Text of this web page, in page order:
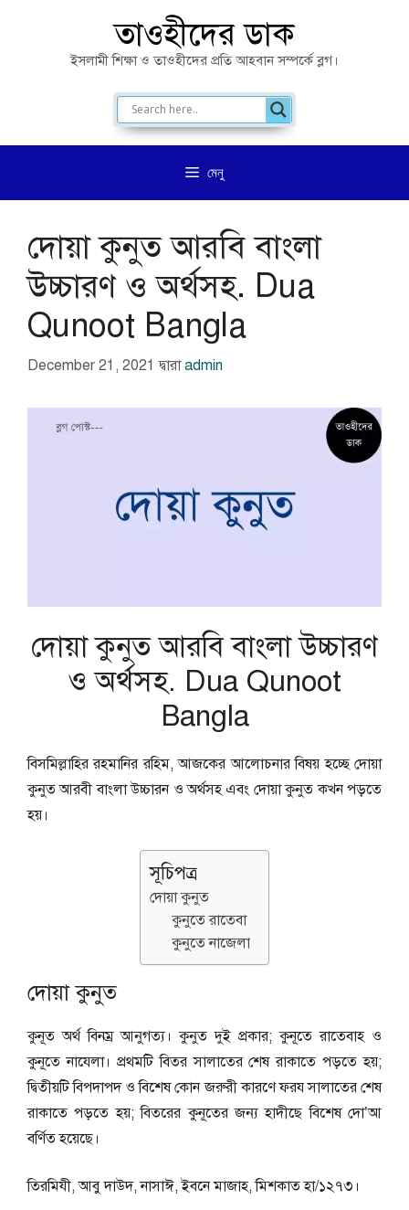
তাওহীদের ডাক
ইসলামী শিক্ষা ও তাওহীদের প্রতি আহবান সম্পর্কে ব্লগ।
মেনু
দোয়া কুনুত আরবি বাংলা
উচ্চারণ ও অর্থসহ. Dua
Qunoot Bangla
December 21, 2021 দ্বারাadmin
দোয়া কুনুত আরবি বাংলা উচ্চারণ
ও অর্থসহ. Dua Qunoot
Bangla
বিসমিল্লাহির রহমানির রহিম, আজকের আলোচনার বিষয় হচ্ছে দোয়া
কুনুত আরবী বাংলা উচ্চারন ও অর্থসহ এবং দোয়া কুনুত কখন পড়তে
হয়।
সূচিপত্র
দোয়া কুনুত
কুনুতে রাতেবা
কুনুতে নাজেলা
দোয়া কুনুত
কুনূত অর্থ বিনম্র আনুগত্য। কুনুত দুই প্রকার; কুনূতে রাতেবাহ ও
কুনূতে নাযেলা। প্রথমটি বিতর সালাতের শেষ রাকাতে পড়তে হয়;
দ্বিতীয়টি বিপদাপদ ও বিশেষ কোন জরুরী কারণে ফরয সালাতের শেষ
রাকাতে পড়তে হয়; বিতরের কুনূতের জন্য হাদীছে বিশেষ দো’আ
বর্ণিত হয়েছে।
তিরমিযী, আবু দাউদ, নাসাঈ, ইবনে মাজাহ, মিশকাত হা/১২৭৩।